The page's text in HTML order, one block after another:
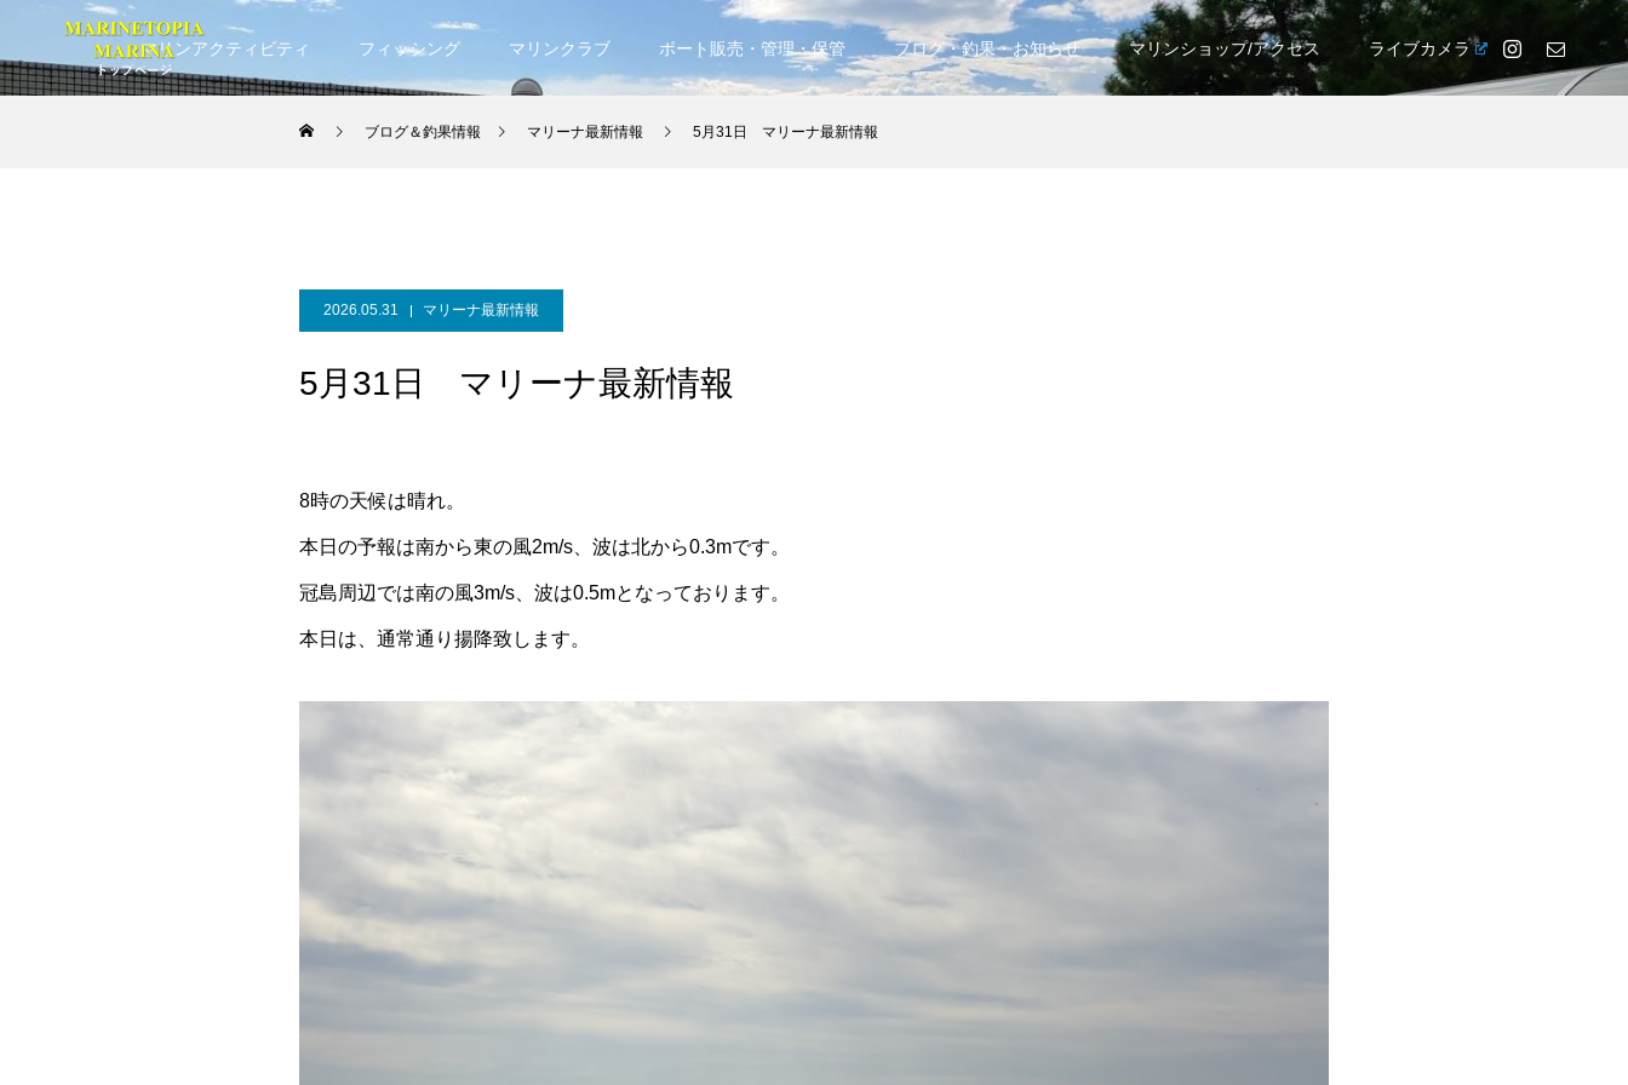
マリンアクティビティ フィッシング マリンクラブ ボート販売・管理・保管 ブログ・釣果・お知らせ マリンショップ/アクセス ライブカメラ
ブログ＆釣果情報 マリーナ最新情報 5月31日 マリーナ最新情報
2026.05.31 マリーナ最新情報
5月31日 マリーナ最新情報
8時の天候は晴れ。
本日の予報は南から東の風2m/s、波は北から0.3mです。
冠島周辺では南の風3m/s、波は0.5mとなっております。
本日は、通常通り揚降致します。